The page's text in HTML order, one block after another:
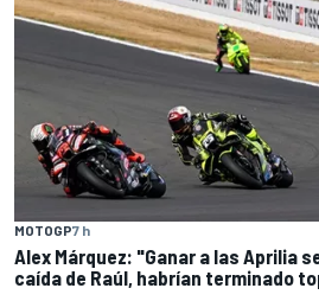
MOTOGP7 h
Alex Márquez: "Ganar a las Aprilia
caída de Raúl, habrían terminado